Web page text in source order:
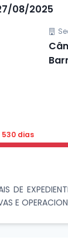
08/2025
530 dias
DE
E